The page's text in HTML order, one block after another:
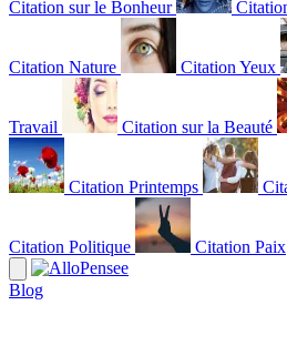
Citation sur le Bonheur
Citation Nature Citation Yeux
Travail Citation sur la Beauté
Citation Printemps
Citation Politique Citation Paix
Blog